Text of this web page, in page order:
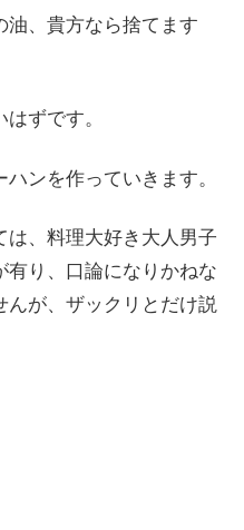
油、貴方なら捨てます
ずです。
ンを作っていきます。
は、料理大好き大人男子
有り、口論になりかねな
んが、ザックリとだけ説